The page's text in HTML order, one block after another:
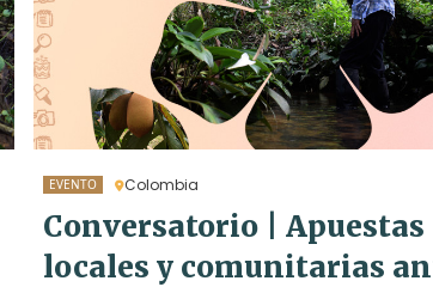
EVENTO Colombia
Conversatorio | Apuestas
locales y comunitarias